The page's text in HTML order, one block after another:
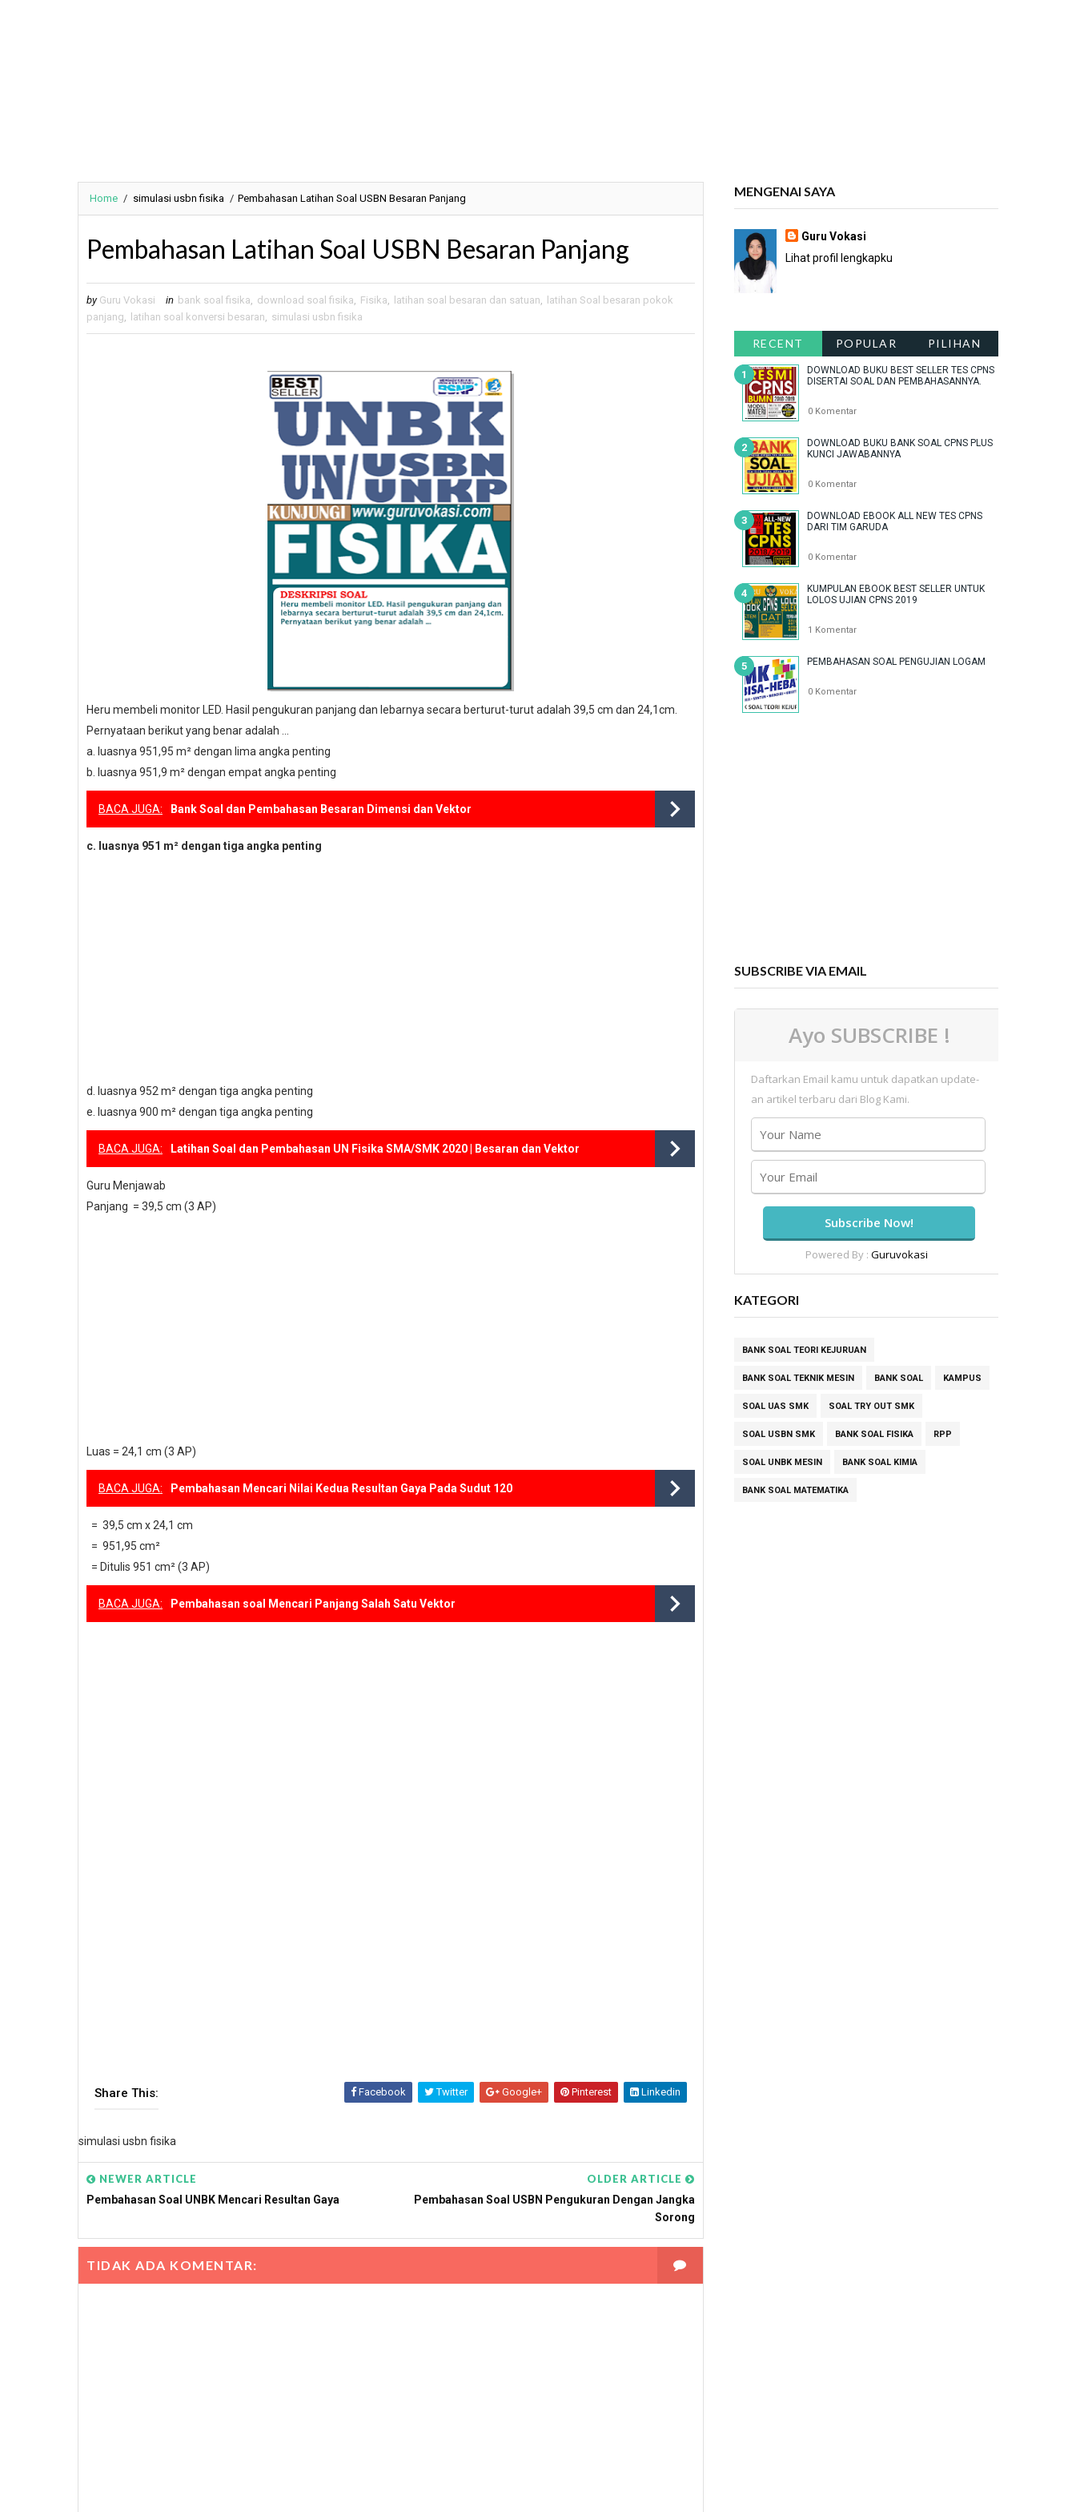
Home / simulasi usbn fisika / Pembahasan Latihan Soal USBN Besaran Panjang
Pembahasan Latihan Soal USBN Besaran Panjang
by Guru Vokasi in bank soal fisika, download soal fisika, Fisika, latihan soal besaran dan satuan,
latihan Soal besaran pokok
panjang, latihan soal konversi besaran, simulasi usbn fisika
Heru membeli monitor LED. Hasil pengukuran panjang dan lebarnya secara berturut-turut adalah 39,5 cm dan 24,1cm.
Pernyataan berikut yang benar adalah ...
a.
luasnya 951,95 m² dengan lima angka penting
b.
luasnya 951,9 m² dengan empat angka penting
BACA JUGA: Bank Soal dan Pembahasan Besaran Dimensi dan Vektor
c. luasnya 951 m² dengan tiga angka penting
d.
luasnya 952 m² dengan tiga angka penting
e.
luasnya 900 m² dengan tiga angka penting
BACA JUGA: Latihan Soal dan Pembahasan UN Fisika SMA/SMK 2020 | Besaran dan Vektor
Guru Menjawab
Panjang = 39,5 cm (3 AP)
Luas = 24,1 cm (3 AP)
BACA JUGA: Pembahasan Mencari Nilai Kedua Resultan Gaya Pada Sudut 120
= 39,5 cm x 24,1 cm
= 951,95 cm²
= Ditulis 951 cm² (3 AP)
BACA JUGA: Pembahasan soal Mencari Panjang Salah Satu Vektor
Share This: Facebook Twitter Google+ Pinterest Linkedin
simulasi usbn fisika
NEWER ARTICLE
Pembahasan Soal UNBK Mencari Resultan Gaya
OLDER ARTICLE
Pembahasan Soal USBN Pengukuran Dengan Jangka
Sorong
TIDAK ADA KOMENTAR:
MENGENAI SAYA
Guru Vokasi
Lihat profil lengkapku
RECENT POPULAR PILIHAN
DOWNLOAD BUKU BEST SELLER TES CPNS
DISERTAI SOAL DAN PEMBAHASANNYA.
0 Komentar
DOWNLOAD BUKU BANK SOAL CPNS PLUS
KUNCI JAWABANNYA
0 Komentar
DOWNLOAD EBOOK ALL NEW TES CPNS
DARI TIM GARUDA
0 Komentar
KUMPULAN EBOOK BEST SELLER UNTUK
LOLOS UJIAN CPNS 2019
1 Komentar
PEMBAHASAN SOAL PENGUJIAN LOGAM
0 Komentar
SUBSCRIBE VIA EMAIL
Ayo SUBSCRIBE !
Daftarkan Email kamu untuk dapatkan update-
an artikel terbaru dari Blog Kami.
Powered By : Guruvokasi
KATEGORI
BANK SOAL TEORI KEJURUAN
BANK SOAL TEKNIK MESIN BANK SOAL KAMPUS
SOAL UAS SMK SOAL TRY OUT SMK
SOAL USBN SMK BANK SOAL FISIKA RPP
SOAL UNBK MESIN BANK SOAL KIMIA
BANK SOAL MATEMATIKA